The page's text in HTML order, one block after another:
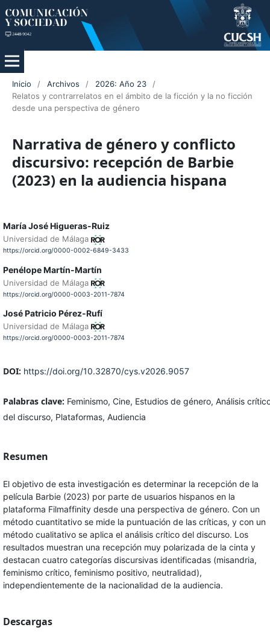
Inicio / Archivos / 2026: Año 23
/
Relatos y contrarrelatos en el ámbito de la ficción y la no ficción
desde una perspectiva de género
Narrativa de género y conflicto
discursivo: recepción de Barbie
(2023) en la audiencia hispana
María José Higueras-Ruiz
Universidad de Málaga
https://orcid.org/0000-0002-6849-3433
Penélope Martín-Martín
Universidad de Málaga
https://orcid.org/0000-0003-2011-7874
José Patricio Pérez-Rufí
Universidad de Málaga
https://orcid.org/0000-0003-2011-7874
DOI: https://doi.org/10.32870/cys.v2026.9057
Palabras clave: Feminismo, Cine, Estudios de género, Análisis
del discurso, Plataformas, Audiencia
Resumen
El objetivo de esta investigación es determinar la recepción de la
película Barbie (2023) por parte de usuarios hispanos en la
plataforma Filmaffinity desde una perspectiva de género. Con un
método cuantitativo se mide la puntuación de las críticas, y con un
método cualitativo se aplica el análisis crítico del discurso. Los
resultados muestran una recepción muy polarizada de la cinta y
destacan cuatro categorías discursivas identificadas (misandria,
feminismo crítico, feminismo positivo, neutralidad),
independientemente de la nacionalidad de la audiencia.
Descargas